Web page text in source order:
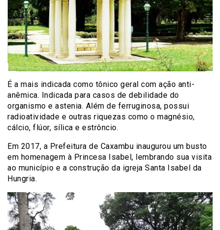
É a mais indicada como tônico geral com ação anti-
anêmica. Indicada para casos de debilidade do
organismo e astenia. Além de ferruginosa, possui
radioatividade e outras riquezas como o magnésio,
cálcio, flúor, sílica e estrôncio.
Em 2017, a Prefeitura de Caxambu inaugurou um busto
em homenagem à Princesa Isabel, lembrando sua visita
ao município e a construção da igreja Santa Isabel da
Hungria.